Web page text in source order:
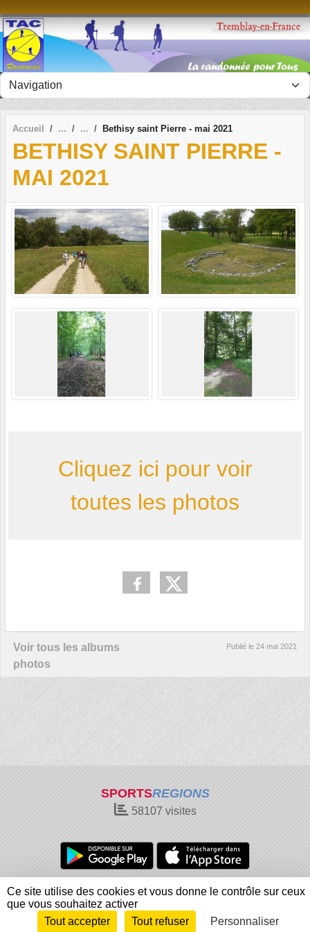
Accueil Bethisy saint Pierre - mai 2021
BETHISY SAINT PIERRE -
MAI 2021
Cliquez ici pour voir
toutes les photos
Voir tous les albums
photos
Publié le 24 mai 2021
SPORTSREGIONS
58107 visites
Charte cookies
Gestion des cookies
Informations légales
Signaler un contenu inapproprié
Envie de participer ?
Connexion
Ce site utilise des cookies et vous donne le contrôle sur ceux
que vous souhaitez activer
Tout accepter
Tout refuser Personnaliser